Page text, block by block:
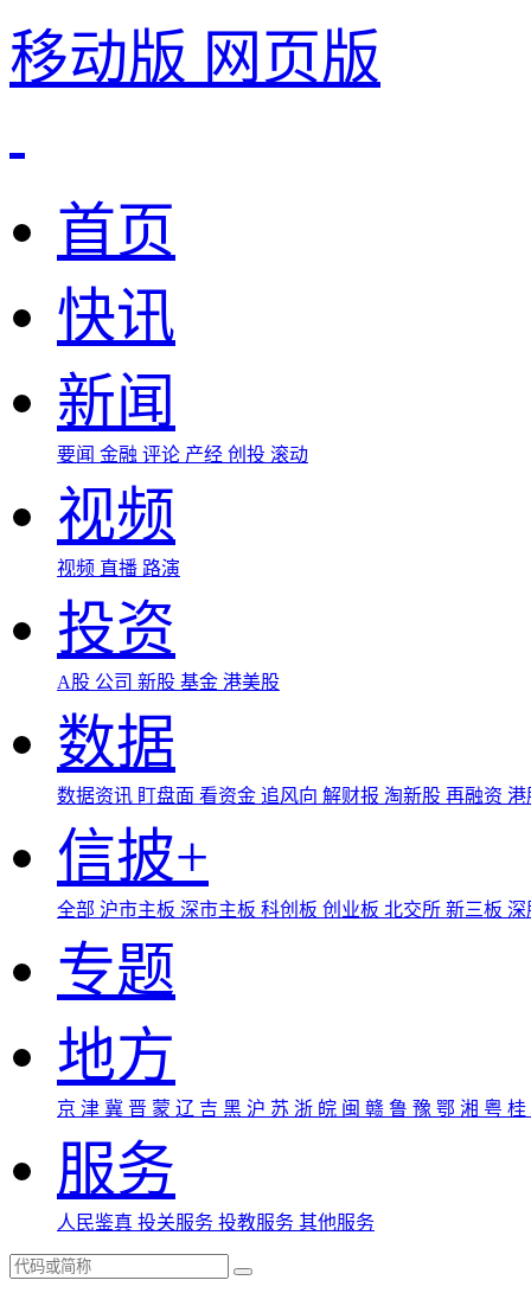
移动版 网页版
首页
快讯
新闻
要闻 金融 评论 产经 创投 滚动
视频
视频 直播 路演
投资
A股 公司 新股 基金 港美股
数据
数据资讯 盯盘面 看资金 追风向 解财报 淘新股 再融资
信披+
全部 沪市主板 深市主板 科创板 创业板 北交所 新三板
专题
地方
京 津 冀 晋 蒙 辽 吉 黑 沪 苏 浙 皖 闽 赣 鲁 豫 鄂 湘 粤 桂
服务
人民鉴真 投关服务 投教服务 其他服务